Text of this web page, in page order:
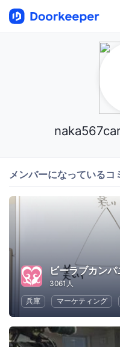
メンバーになっているコ
ビーラブカン
3061人
兵庫
マーケティング